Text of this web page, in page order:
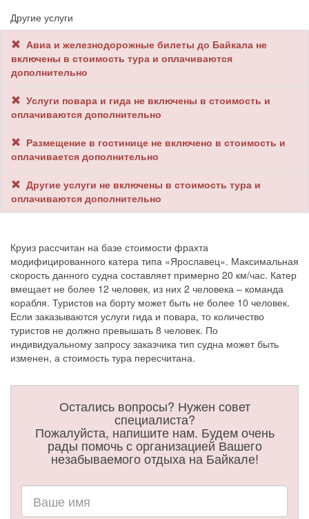
Другие услуги
Авиа и железнодорожные билеты до Байкала не
включены в стоимость тура и оплачиваются
дополнительно
Услуги повара и гида не включены в стоимость и
оплачиваются дополнительно
Размещение в гостинице не включено в стоимость и
оплачивается дополнительно
Другие услуги не включены в стоимость тура и
оплачиваются дополнительно
Круиз рассчитан на базе стоимости фрахта
модифицированного катера типа «Ярославец». Максимальная
скорость данного судна составляет примерно 20 км/час. Катер
вмещает не более 12 человек, из них 2 человека – команда
корабля. Туристов на борту может быть не более 10 человек.
Если заказываются услуги гида и повара, то количество
туристов не должно превышать 8 человек. По
индивидуальному запросу заказчика тип судна может быть
изменен, а стоимость тура пересчитана.
Остались вопросы? Нужен совет
специалиста?
Пожалуйста, напишите нам. Будем очень
рады помочь с организацией Вашего
незабываемого отдыха на Байкале!